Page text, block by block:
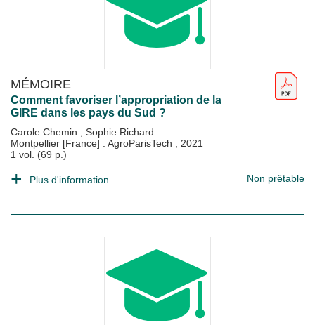
MÉMOIRE
Comment favoriser l’appropriation de la
GIRE dans les pays du Sud ?
Carole Chemin ; Sophie Richard
Montpellier [France] : AgroParisTech ; 2021
1 vol. (69 p.)
Plus d'information... Non prêtable